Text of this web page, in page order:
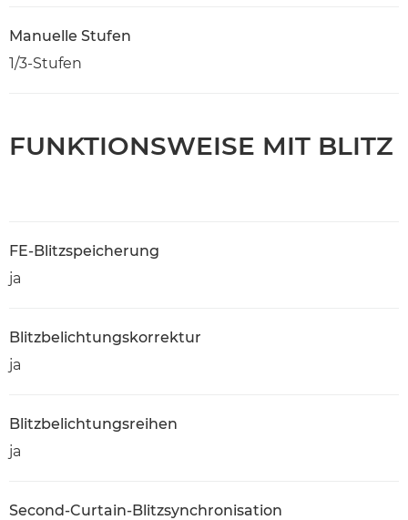
Manuelle Stufen
1/3-Stufen
FUNKTIONSWEISE MIT BLITZ
FE-Blitzspeicherung
ja
Blitzbelichtungskorrektur
ja
Blitzbelichtungsreihen
ja
Second-Curtain-Blitzsynchronisation